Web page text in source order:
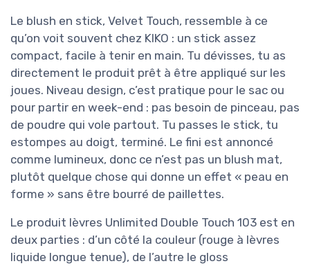
Le blush en stick, Velvet Touch, ressemble à ce
qu’on voit souvent chez KIKO : un stick assez
compact, facile à tenir en main. Tu dévisses, tu as
directement le produit prêt à être appliqué sur les
joues. Niveau design, c’est pratique pour le sac ou
pour partir en week-end : pas besoin de pinceau, pas
de poudre qui vole partout. Tu passes le stick, tu
estompes au doigt, terminé. Le fini est annoncé
comme lumineux, donc ce n’est pas un blush mat,
plutôt quelque chose qui donne un effet « peau en
forme » sans être bourré de paillettes.
Le produit lèvres Unlimited Double Touch 103 est en
deux parties : d’un côté la couleur (rouge à lèvres
liquide longue tenue), de l’autre le gloss